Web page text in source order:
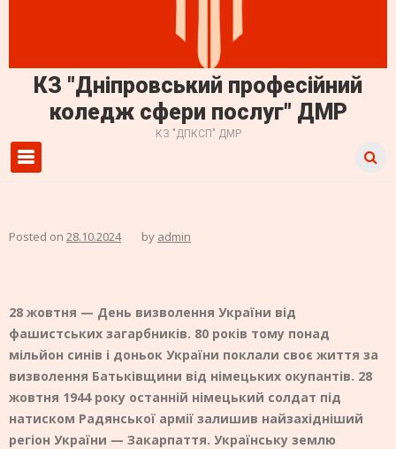
КЗ "Дніпровський професійний
коледж сфери послуг" ДМР
КЗ "ДПКСП" ДМР
Posted on 28.10.2024 by admin
28 жовтня — День визволення України від
фашистських загарбників. 80 років тому понад
мільйон синів і доньок України поклали своє життя за
визволення Батьківщини від німецьких окупантів. 28
жовтня 1944 року останній німецький солдат під
натиском Радянської армії залишив найзахідніший
регіон України — Закарпаття. Українську землю